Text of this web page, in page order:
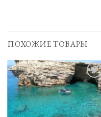
ПОХОЖИЕ ТОВАРЫ
Add to
Wishlist